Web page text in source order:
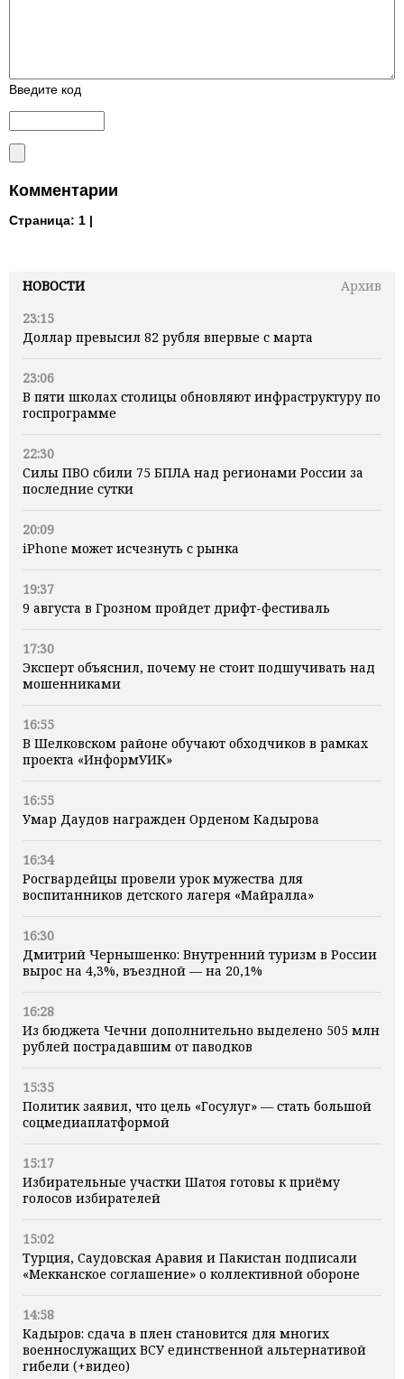
НОВОСТИ
Архив
23:15
Доллар превысил 82 рубля впервые с марта
23:06
В пяти школах столицы обновляют инфраструктуру по
госпрограмме
22:30
Силы ПВО сбили 75 БПЛА над регионами России за
последние сутки
20:09
iPhone может исчезнуть с рынка
19:37
9 августа в Грозном пройдет дрифт-фестиваль
17:30
Эксперт объяснил, почему не стоит подшучивать над
мошенниками
16:55
В Шелковском районе обучают обходчиков в рамках
проекта «ИнформУИК»
16:55
Умар Даудов награжден Орденом Кадырова
16:34
Росгвардейцы провели урок мужества для
воспитанников детского лагеря «Майралла»
16:30
Дмитрий Чернышенко: Внутренний туризм в России
вырос на 4,3%, въездной — на 20,1%
16:28
Из бюджета Чечни дополнительно выделено 505 млн
рублей пострадавшим от паводков
15:35
Политик заявил, что цель «Госулуг» — стать большой
соцмедиаплатформой
15:17
Избирательные участки Шатоя готовы к приёму
голосов избирателей
15:02
Турция, Саудовская Аравия и Пакистан подписали
«Мекканское соглашение» о коллективной обороне
14:58
Кадыров: сдача в плен становится для многих
военнослужащих ВСУ единственной альтернативой
гибели (+видео)
Введите код
Комментарии
Страница: 1 |